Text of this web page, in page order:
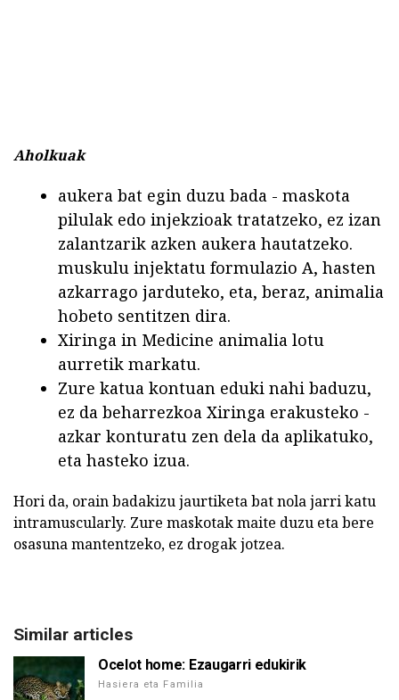
Aholkuak
aukera bat egin duzu bada - maskota
pilulak edo injekzioak tratatzeko, ez izan
zalantzarik azken aukera hautatzeko.
muskulu injektatu formulazio A, hasten
azkarrago jarduteko, eta, beraz, animalia
hobeto sentitzen dira.
Xiringa in Medicine animalia lotu
aurretik markatu.
Zure katua kontuan eduki nahi baduzu,
ez da beharrezkoa Xiringa erakusteko -
azkar konturatu zen dela da aplikatuko,
eta hasteko izua.
Hori da, orain badakizu jaurtiketa bat nola jarri katu
intramuscularly. Zure maskotak maite duzu eta bere
osasuna mantentzeko, ez drogak jotzea.
Similar articles
Ocelot home: Ezaugarri edukirik
Hasiera eta Familia